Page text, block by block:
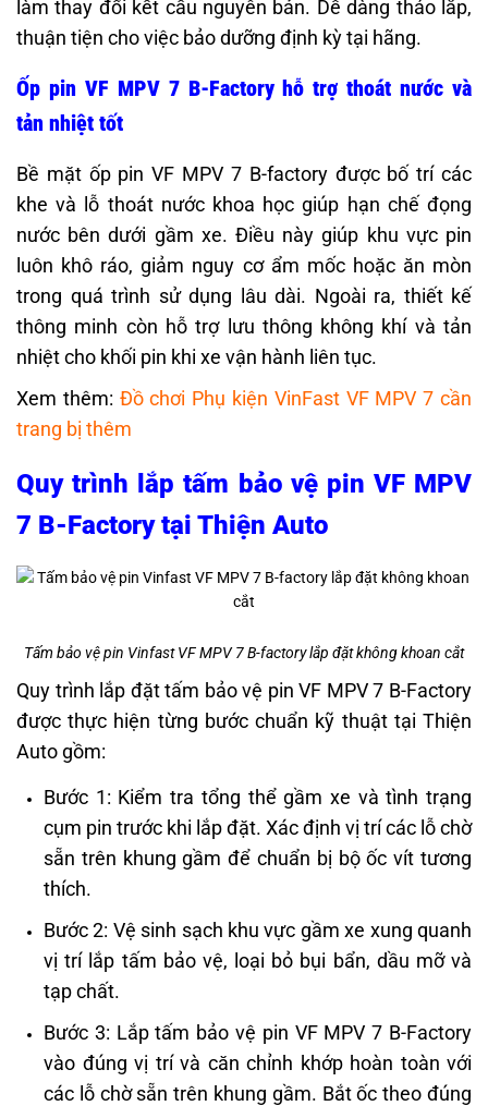
làm thay đổi kết cấu nguyên bản. Dễ dàng tháo lắp,
thuận tiện cho việc bảo dưỡng định kỳ tại hãng.
Ốp pin VF MPV 7 B-Factory hỗ trợ thoát nước và
tản nhiệt tốt
Bề mặt ốp pin VF MPV 7 B-factory được bố trí các
khe và lỗ thoát nước khoa học giúp hạn chế đọng
nước bên dưới gầm xe. Điều này giúp khu vực pin
luôn khô ráo, giảm nguy cơ ẩm mốc hoặc ăn mòn
trong quá trình sử dụng lâu dài. Ngoài ra, thiết kế
thông minh còn hỗ trợ lưu thông không khí và tản
nhiệt cho khối pin khi xe vận hành liên tục.
Xem thêm: Đồ chơi Phụ kiện VinFast VF MPV 7 cần
trang bị thêm
Quy trình lắp tấm bảo vệ pin VF MPV
7 B-Factory tại Thiện Auto
Tấm bảo vệ pin Vinfast VF MPV 7 B-factory lắp đặt không khoan cắt
Quy trình lắp đặt tấm bảo vệ pin VF MPV 7 B-Factory
được thực hiện từng bước chuẩn kỹ thuật tại Thiện
Auto gồm:
Bước 1: Kiểm tra tổng thể gầm xe và tình trạng
cụm pin trước khi lắp đặt. Xác định vị trí các lỗ chờ
sẵn trên khung gầm để chuẩn bị bộ ốc vít tương
thích.
Bước 2: Vệ sinh sạch khu vực gầm xe xung quanh
vị trí lắp tấm bảo vệ, loại bỏ bụi bẩn, dầu mỡ và
tạp chất.
Bước 3: Lắp tấm bảo vệ pin VF MPV 7 B-Factory
vào đúng vị trí và căn chỉnh khớp hoàn toàn với
các lỗ chờ sẵn trên khung gầm. Bắt ốc theo đúng